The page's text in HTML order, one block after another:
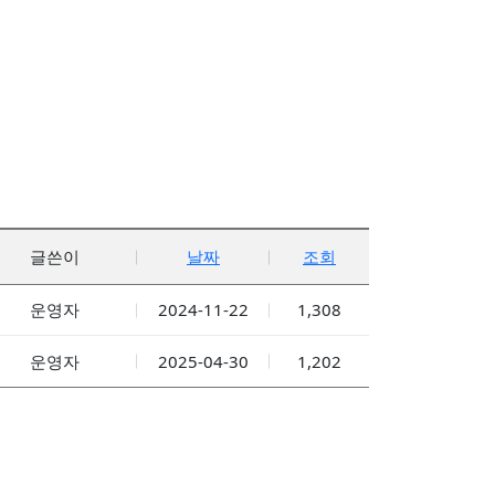
글쓴이 날짜 조회
운영자 2024-11-22 1,308
운영자 2025-04-30 1,202